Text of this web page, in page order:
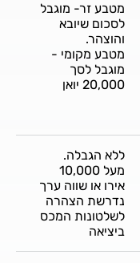
מטבע זר- מוגבל
לסכום שיובא
והוצהר.
מטבע מקומי -
מוגבל לסך
20,000 יואן
ללא הגבלה.
מעל 10,000
אירו או שווה ערך
נדרשת הצהרה
לשלטונות המכס
ביציאה